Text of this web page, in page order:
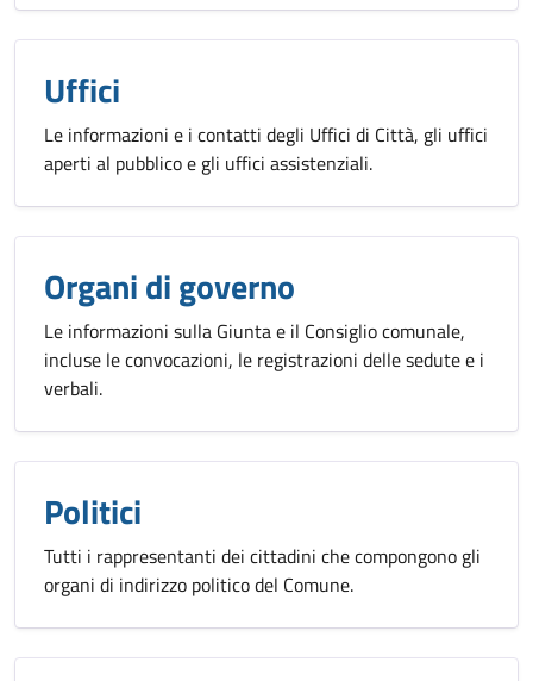
Uffici
Le informazioni e i contatti degli Uffici di Città, gli uffici
aperti al pubblico e gli uffici assistenziali.
Organi di governo
Le informazioni sulla Giunta e il Consiglio comunale,
incluse le convocazioni, le registrazioni delle sedute e i
verbali.
Politici
Tutti i rappresentanti dei cittadini che compongono gli
organi di indirizzo politico del Comune.